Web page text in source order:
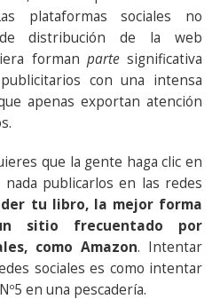
plataformas sociales no
distribución de la web
forman partesignificativa
con una intensa
apenas exportan atención
que la gente haga clic en
publicarlos en las redes
tu libro, la mejor forma
sitio frecuentado por
como Amazon. Intentar
sociales es como intentar
en una pescadería.